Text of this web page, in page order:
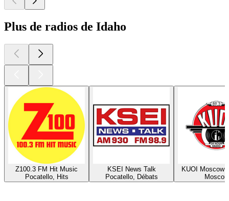
Plus de radios de Idaho
Z100.3 FM Hit Music
Pocatello, Hits
KSEI News Talk
Pocatello, Débats
KUOI Moscow
Moscou